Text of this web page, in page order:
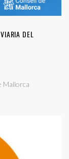
DEL
Mallorca